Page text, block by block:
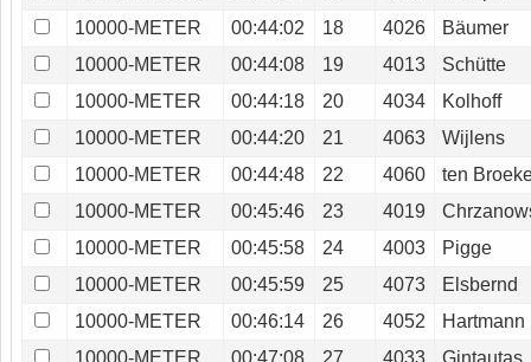
10000-METER
00:44:02 18 4026
Bäumer
10000-METER
00:44:08 19 4013
Schütte
10000-METER
00:44:18 20 4034
Kolhoff
10000-METER
00:44:20 21 4063
Wijlens
10000-METER
00:44:48 22 4060
ten
10000-METER
00:45:46 23 4019
10000-METER
00:45:58 24 4003
Pigge
10000-METER
00:45:59 25 4073
Elsbernd
10000-METER
00:46:14 26 4052
Hartmann